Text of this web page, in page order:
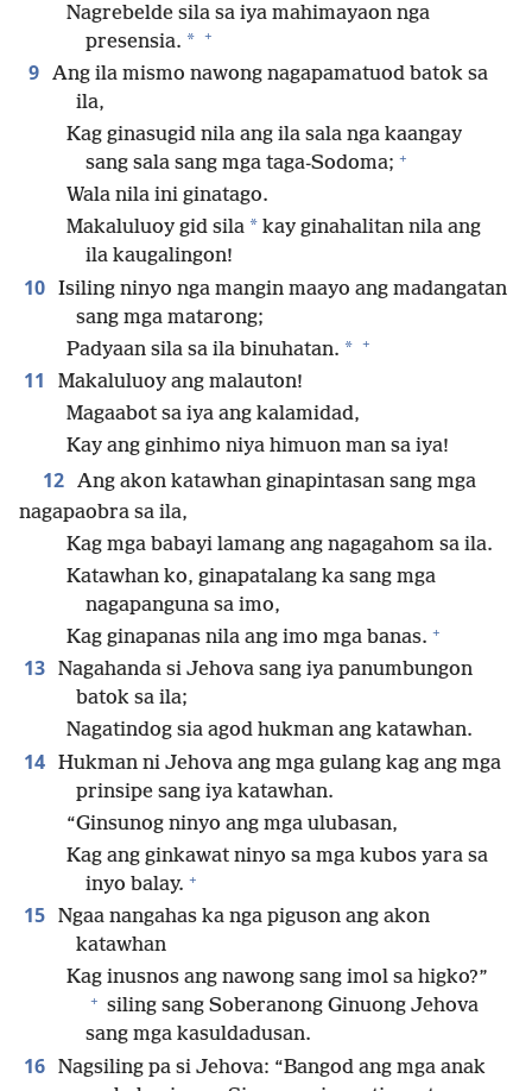
Nagrebelde sila sa iya mahimayaon nga
presensia. * +
9 Ang ila mismo nawong nagapamatuod batok sa
ila,
Kag ginasugid nila ang ila sala nga kaangay
sang sala sang mga taga-Sodoma; +
Wala nila ini ginatago.
Makaluluoy gid sila * kay ginahalitan nila ang
ila kaugalingon!
10 Isiling ninyo nga mangin maayo ang madangatan
sang mga matarong;
Padyaan sila sa ila binuhatan. * +
11
Makaluluoy ang malauton!
Magaabot sa iya ang kalamidad,
Kay ang ginhimo niya himuon man sa iya!
12 Ang akon katawhan ginapintasan sang mga
nagapaobra sa ila,
Kag mga babayi lamang ang nagagahom sa ila.
Katawhan ko, ginapatalang ka sang mga
nagapanguna sa imo,
Kag ginapanas nila ang imo mga banas. +
13 Nagahanda si Jehova sang iya panumbungon
batok sa ila;
Nagatindog sia agod hukman ang katawhan.
14 Hukman ni Jehova ang mga gulang kag ang mga
prinsipe sang iya katawhan.
“Ginsunog ninyo ang mga ulubasan,
Kag ang ginkawat ninyo sa mga kubos yara sa
inyo balay. +
15 Ngaa nangahas ka nga piguson ang akon
katawhan
Kag inusnos ang nawong sang imol sa higko?”
+ siling sang Soberanong Ginuong Jehova
sang mga kasuldadusan.
16 Nagsiling pa si Jehova: “Bangod ang mga anak